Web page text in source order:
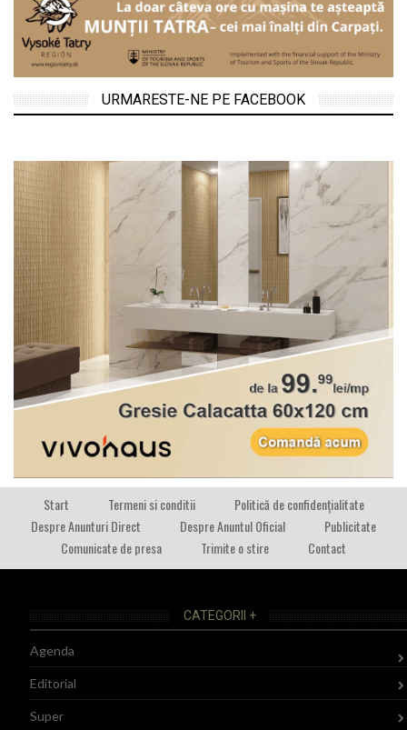
URMARESTE-NE PE FACEBOOK
Start Termeni si conditii
Politică de confidențialitate
Despre Anunturi Direct
Despre Anuntul Oficial
Publicitate
Comunicate de presa
Trimite o stire Contact
CATEGORII +
Agenda
Editorial
Super